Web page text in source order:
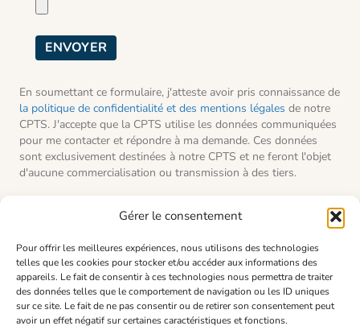
Gérer le consentement
Pour offrir les meilleures expériences, nous utilisons des technologies
telles que les cookies pour stocker et/ou accéder aux informations des
appareils. Le fait de consentir à ces technologies nous permettra de traiter
des données telles que le comportement de navigation ou les ID uniques
sur ce site. Le fait de ne pas consentir ou de retirer son consentement peut
avoir un effet négatif sur certaines caractéristiques et fonctions.
En soumettant ce formulaire, j'atteste avoir pris connaissance de
la politique de confidentialité et des mentions légales de notre
CPTS. J'accepte que la CPTS utilise les données communiquées
pour me contacter et répondre à ma demande. Ces données
sont exclusivement destinées à notre CPTS et ne feront l'objet
d'aucune commercialisation ou transmission à des tiers.
65 rue Caulaincourt
75018 Paris
RESSOURCES
Espace adhérent